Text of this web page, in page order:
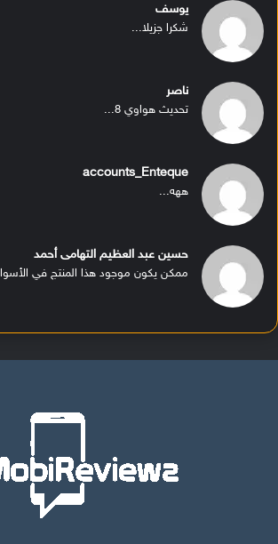
يوسف
شكرا جزيلا...
ناصر
تحديث هواوي 8...
accounts_Enteque
ههه...
حسين عبد العظيم التهامى أحمد
ممكن يكون موجود هذا المنتج في